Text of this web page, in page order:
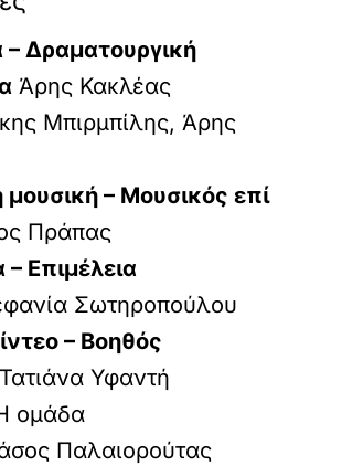
– Δραματουργική
Άρης Κακλέας
Μπιρμπίλης, Άρης
– Μουσικός επί
Πράπας
Επιμέλεια
Σωτηροπούλου
– Βοηθός
Τατιάνα Υφαντή
ομάδα
Παλαιορούτας